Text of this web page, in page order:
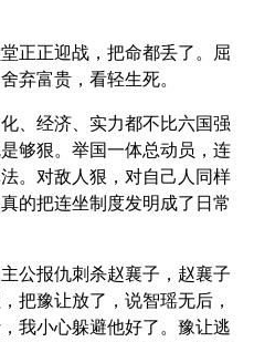
正正迎战，把命都丢了。屈
弃富贵，看轻生死。
、经济、实力都不比六国强
够狠。举国一体总动员，连
。对敌人狠，对自己人同样
的把连坐制度发明成了日常
公报仇刺杀赵襄子，赵襄子
把豫让放了，说智瑶无后，
我小心躲避他好了。豫让逃